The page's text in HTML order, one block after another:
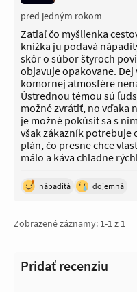
pred jedným rokom
Zatiaľ čo myšlienka
knižka ju podavá
skôr o súbor štyroch
objavuje opakovane.
komornej atmosfére
Ústrednou témou sú
možné zvrátiť, no vďaka
je možné pokúsiť sa s
však zákazník potrebuje
plán, čo presne chce
málo a káva chladne
nápaditá dojemná
Zobrazené záznamy: 1-1z 1
Pridať recenziu